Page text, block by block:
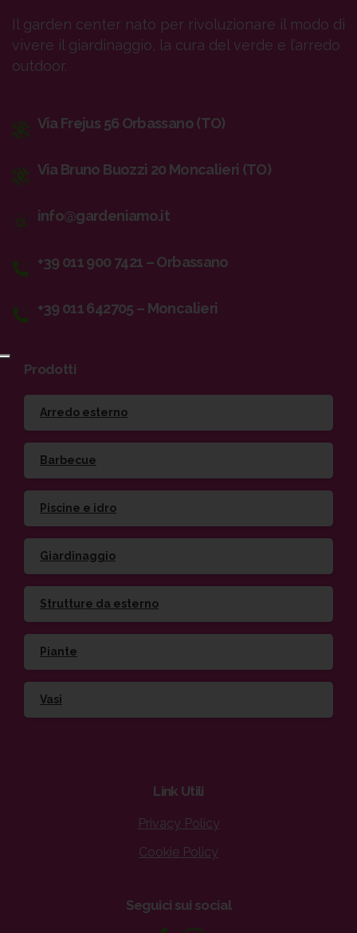
Il garden center nato per rivoluzionare il modo di
vivere il giardinaggio, la cura del verde e l’arredo
outdoor.
Via Frejus 56 Orbassano (TO)
Via Bruno Buozzi 20 Moncalieri (TO)
info@gardeniamo.it
+39 011 900 7421 – Orbassano
+39 011 642705 – Moncalieri
Prodotti
Arredo esterno
Barbecue
Piscine e idro
Giardinaggio
Strutture da esterno
Piante
Vasi
Link Utili
Privacy Policy
Cookie Policy
Seguici sui social